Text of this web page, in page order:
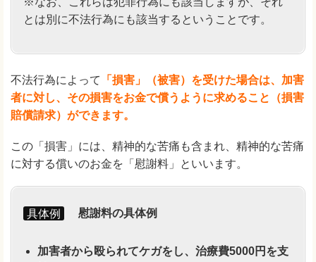
とは別に不法行為にも該当するということです。
不法行為によって
「損害」（被害）を受けた場合は、加害
者に対し、その損害をお金で償うように求めること（損害
賠償請求）ができます。
この「損害」には、精神的な苦痛も含まれ、精神的な苦痛
に対する償いのお金を「慰謝料」といいます。
具体例 慰謝料の具体例
加害者から殴られてケガをし、治療費5000円を支